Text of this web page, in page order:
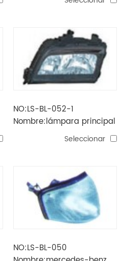
NO:LS-BL-052-1
Nombre:lámpara principal
mercedes-benz w202
Seleccionar
NO:LS-BL-050